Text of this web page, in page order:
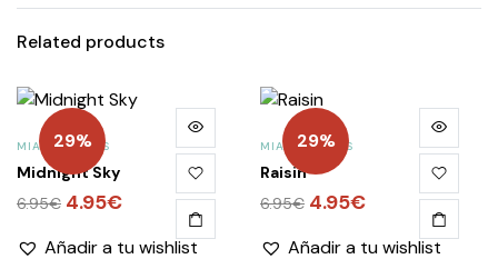
Related products
29%
MIA ESMALTES
Midnight Sky
6.95€ El
original
4.95€El
actual
Añadir a tu wishlist
29%
MIA ESMALTES
Raisin
6.95€ El
original
4.95€El
actual
Añadir a tu wishlist